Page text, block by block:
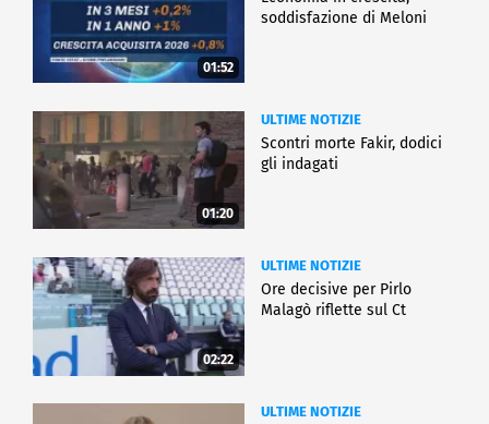
01:52
soddisfazione di Meloni
01:20
ULTIME NOTIZIE
Scontri morte Fakir, dodici
gli indagati
02:22
ULTIME NOTIZIE
Ore decisive per Pirlo
Malagò riflette sul Ct
ULTIME NOTIZIE